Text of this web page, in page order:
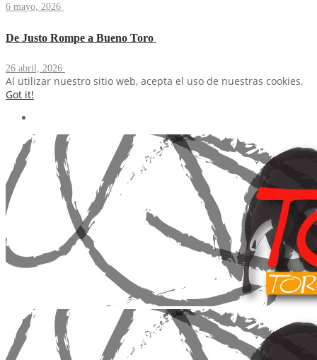
6 mayo, 2026
De Justo Rompe a Bueno Toro
26 abril, 2026
Al utilizar nuestro sitio web, acepta el uso de nuestras cookies.
Got it!